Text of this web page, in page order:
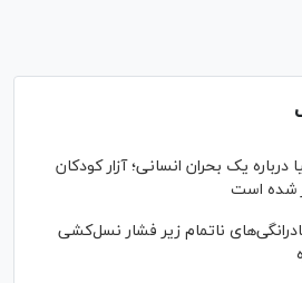
یک بحران انسانی؛ آزار کودکان
شده است
ناتمام زیر فشار نسل‌کشی